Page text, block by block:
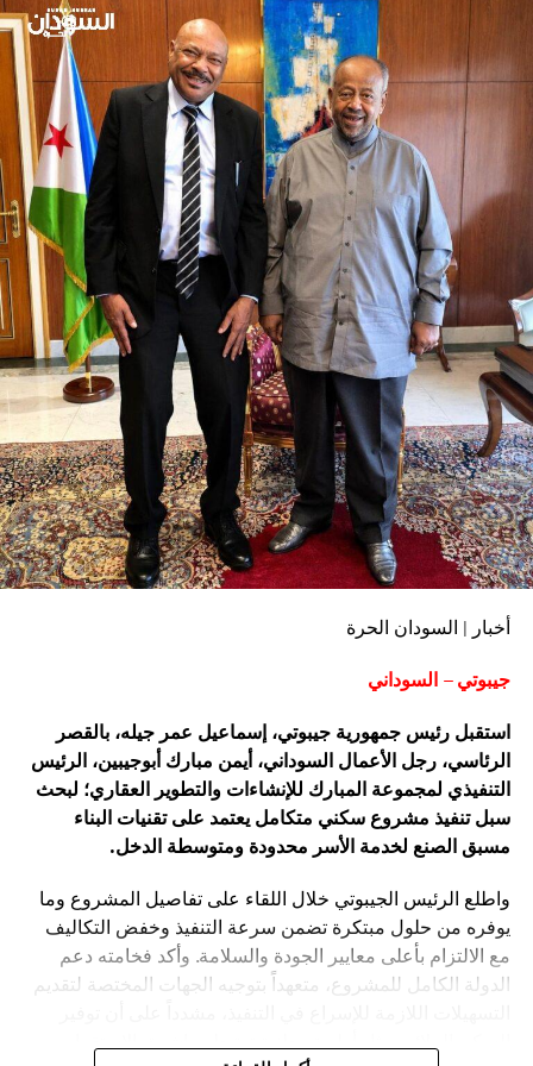
أخبار | السودان الحرة
جيبوتي – السوداني
استقبل رئيس جمهورية جيبوتي، إسماعيل عمر جيله، بالقصر
الرئاسي، رجل الأعمال السوداني، أيمن مبارك أبوجيبين، الرئيس
التنفيذي لمجموعة المبارك للإنشاءات والتطوير العقاري؛ لبحث
سبل تنفيذ مشروع سكني متكامل يعتمد على تقنيات البناء
مسبق الصنع لخدمة الأسر محدودة ومتوسطة الدخل.
واطلع الرئيس الجيبوتي خلال اللقاء على تفاصيل المشروع وما
يوفره من حلول مبتكرة تضمن سرعة التنفيذ وخفض التكاليف
مع الالتزام بأعلى معايير الجودة والسلامة. وأكد فخامته دعم
الدولة الكامل للمشروع، متعهداً بتوجيه الجهات المختصة لتقديم